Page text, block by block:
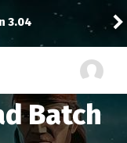
3.04
1.01
Batch